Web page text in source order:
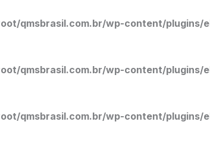
qmsbrasil.com.br/wp-content/
qmsbrasil.com.br/wp-content/
qmsbrasil.com.br/wp-content/